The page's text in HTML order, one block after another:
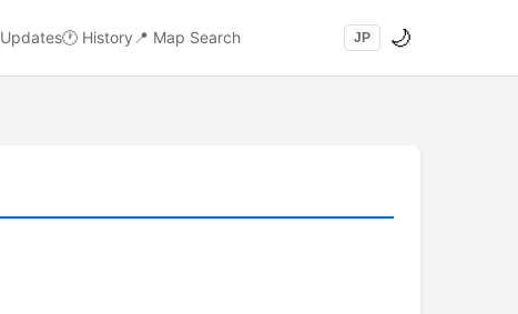
Updates🕐 History 📍 Map Search JP 🌙